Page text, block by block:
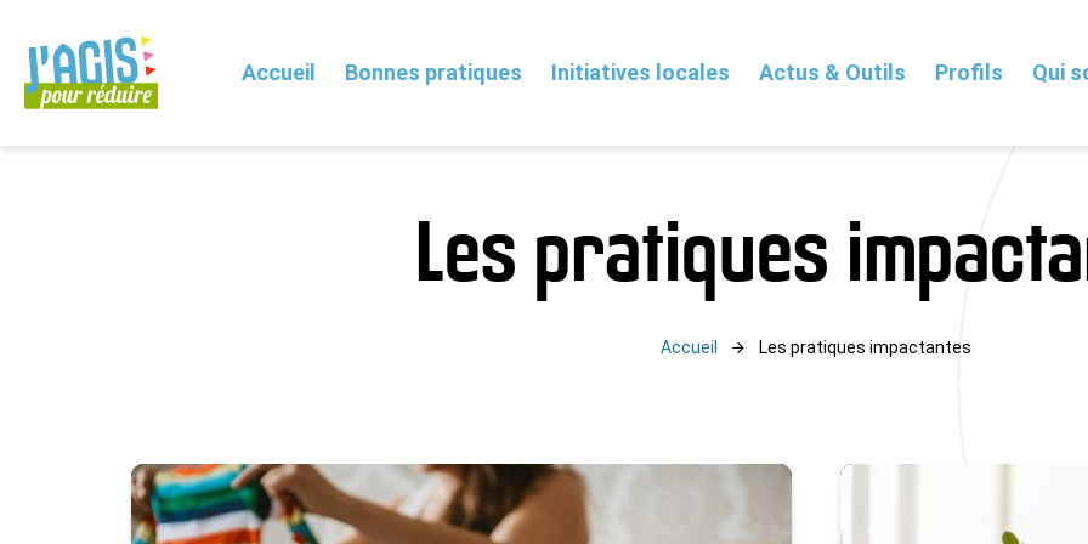
Accueil Bonnes pratiques Initiatives locales Actus & Outils Profils Qui
Les pratiques
Accueil Les pratiques impactantes